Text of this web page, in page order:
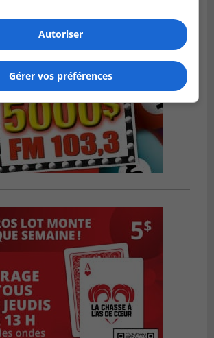
Autoriser
Gérer vos préférences